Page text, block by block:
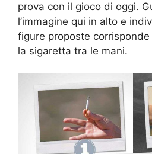
prova con il gioco di oggi.
l’immagine qui in alto e
figure proposte
la sigaretta tra le mani.